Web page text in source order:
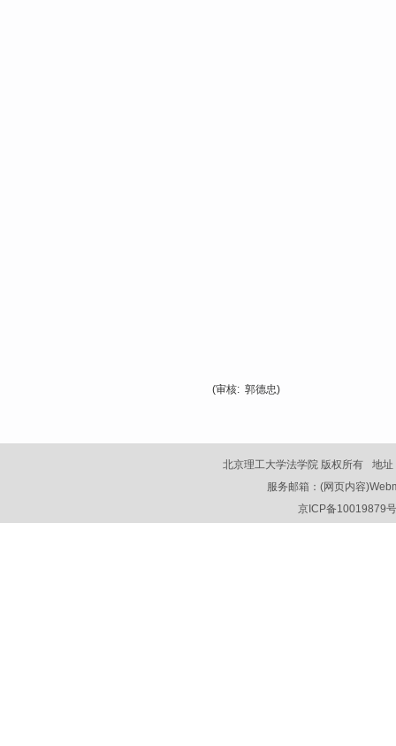
(审核: 郭德忠)
北京理工大学法学院 版权所有
地址
服务邮箱：(网页内容
京ICP备10019879号